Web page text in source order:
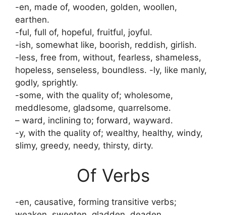
-en, made of, wooden, golden, woollen,
earthen.
-ful, full of, hopeful, fruitful, joyful.
-ish, somewhat like, boorish, reddish, girlish.
-less, free from, without, fearless, shameless,
hopeless, senseless, boundless. -ly, like manly,
godly, sprightly.
-some, with the quality of; wholesome,
meddlesome, gladsome, quarrelsome.
– ward, inclining to; forward, wayward.
-y, with the quality of; wealthy, healthy, windy,
slimy, greedy, needy, thirsty, dirty.
Of Verbs
-en, causative, forming transitive verbs;